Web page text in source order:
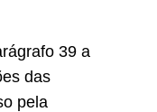
39 a
das
pela